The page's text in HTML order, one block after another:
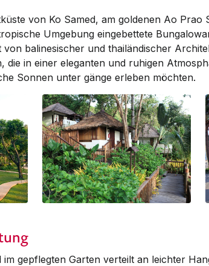
von Ko Samed, am goldenen Ao Prao
Umgebung eingebettete
von balinesischer und thailändischer
die in einer eleganten und ruhigen
Sonnen unter gänge erleben möchten.
im gepflegten Gar­ten verteilt an leichter